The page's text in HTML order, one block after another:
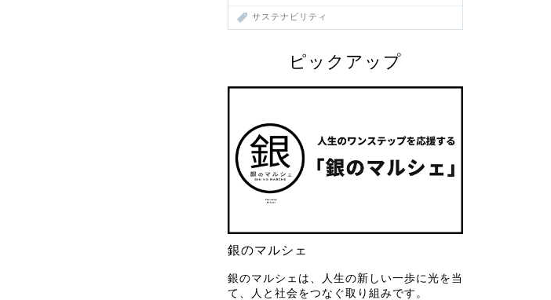
サステナビリティ
ピックアップ
銀のマルシェ
銀のマルシェは、人生の新しい一歩に光を当
て、人と社会をつなぐ取り組みです。